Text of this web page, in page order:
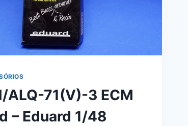
ALQ-71(V)-3 ECM
– Eduard 1/48